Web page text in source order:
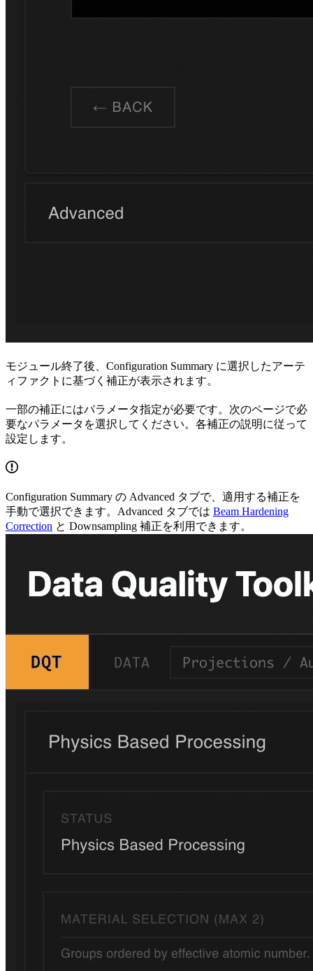
モジュール終了後、Configuration Summary に選択したアーテ
ィファクトに基づく補正が表示されます。
一部の補正にはパラメータ指定が必要です。次のページで必
要なパラメータを選択してください。各補正の説明に従って
設定します。
Configuration Summary の Advanced タブで、適用する補正を
手動で選択できます。Advanced タブでは Beam Hardening
Correction と Downsampling 補正を利用できます。